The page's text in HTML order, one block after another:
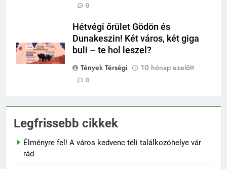
0
Hétvégi őrület Gödön és
Dunakeszin! Két város, két giga
buli – te hol leszel?
Tények Térségi
10 hónap ezelőtt
0
Legfrissebb cikkek
Élményre fel! A város kedvenc téli találkozóhelye vár
rád